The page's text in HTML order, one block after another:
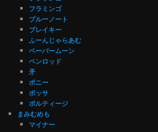
フラミンゴ
ブルーノート
ブレイキー
ふーんじゃらあむ
ペーパームーン
ペンロッド
矛
ポニー
ボッサ
ボルティージ
まみむめも
マイナー